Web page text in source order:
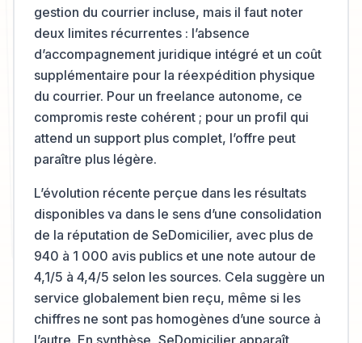
gestion du courrier incluse, mais il faut noter
deux limites récurrentes : l’absence
d’accompagnement juridique intégré et un coût
supplémentaire pour la réexpédition physique
du courrier. Pour un freelance autonome, ce
compromis reste cohérent ; pour un profil qui
attend un support plus complet, l’offre peut
paraître plus légère.
L’évolution récente perçue dans les résultats
disponibles va dans le sens d’une consolidation
de la réputation de SeDomicilier, avec plus de
940 à 1 000 avis publics et une note autour de
4,1/5 à 4,4/5 selon les sources. Cela suggère un
service globalement bien reçu, même si les
chiffres ne sont pas homogènes d’une source à
l’autre. En synthèse, SeDomicilier apparaît